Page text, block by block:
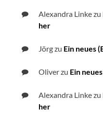
Alexandra Linkezu
her
Jörgzu Ein neues
Oliverzu Ein
Alexandra Linkezu
her